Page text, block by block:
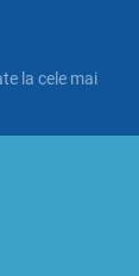
la cele mai